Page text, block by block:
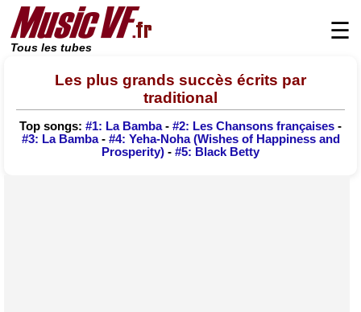
Tous les tubes
☰
Les plus grands succès écrits par
traditional
Top songs: #1: La Bamba- #2: Les Chansons françaises -
#3: La Bamba- #4: Yeha-Noha (Wishes of Happiness and
Prosperity) - #5: Black Betty